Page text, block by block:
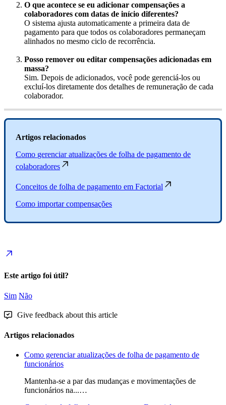
O que acontece se eu adicionar compensações a
colaboradores com datas de início diferentes?
O sistema ajusta automaticamente a primeira data de
pagamento para que todos os colaboradores permaneçam
alinhados no mesmo ciclo de recorrência.
Posso remover ou editar compensações adicionadas em
massa?
Sim. Depois de adicionados, você pode gerenciá-los ou
excluí-los diretamente dos detalhes de remuneração de cada
colaborador.
Artigos relacionados
Como gerenciar atualizações de folha de pagamento de
colaboradores
Conceitos de folha de pagamento em Factorial
Como importar compensações
Este artigo foi útil?
Sim Não
Give feedback about this article
Artigos relacionados
Como gerenciar atualizações de folha de pagamento de
funcionários
Mantenha-se a par das mudanças e movimentações de
funcionários na...…